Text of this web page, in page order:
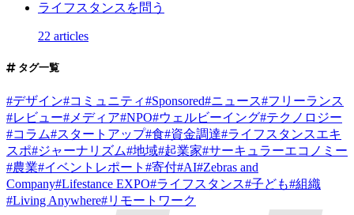
ライフスタンスを問う
22 articles
タグ一覧
#デザイン#コミュニティ#Sponsored#ニュース#フリーランス
#レビュー# メディア#NPO#ウェルビーイング#テクノロジー
#コラム#スタートアップ#食#資金調達#ライフスタンスエキ
スポ#ジャーナリズム#地域#起業家#サーキュラーエコノミー
#農業#イベントレポート #寄付#AI#Zebras and
Company#Lifestance EXPO#ライフスタンス#子ども#組織
#Living Anywhere#リモートワーク